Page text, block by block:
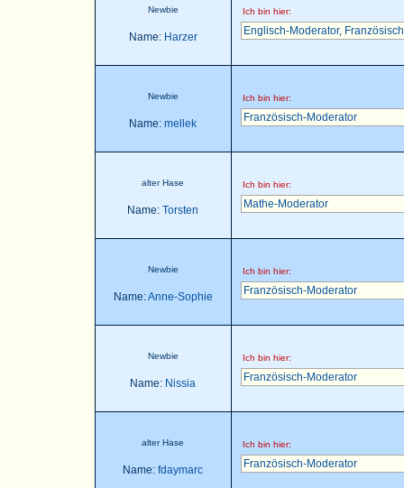
Newbie
Name: Harzer
Ich bin hier:
Englisch-Moderator,
Newbie
Name: mellek
Ich bin hier:
Französisch-Moderator
alter Hase
Name: Torsten
Ich bin hier:
Mathe-Moderator
Newbie
Name:Anne-Sophie
Ich bin hier:
Französisch-Moderator
Newbie
Name: Nissia
Ich bin hier:
Französisch-Moderator
alter Hase
Name: fdaymarc
Ich bin hier:
Französisch-Moderator